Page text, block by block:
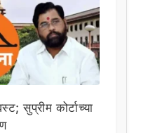
सुप्रीम कोर्टाच्या